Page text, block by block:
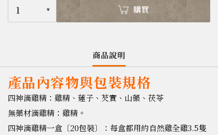
1 購買
商品說明
產品內容物與包裝規格
四神滴雞精：雞精、蓮子、芡實、山藥、茯苓
無藥材滴雞精：雞精。
四神滴雞精一盒〔20包裝〕：每盒都用約自然雞全雞3.5隻